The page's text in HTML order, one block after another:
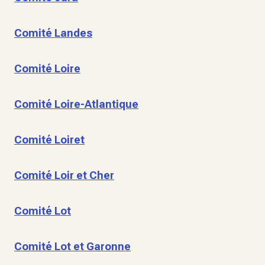
Comité Landes
Comité Loire
Comité Loire-Atlantique
Comité Loiret
Comité Loir et Cher
Comité Lot
Comité Lot et Garonne